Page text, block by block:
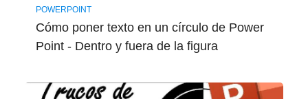
POWERPOINT
Cómo poner texto en un círculo de Power
Point - Dentro y fuera de la figura